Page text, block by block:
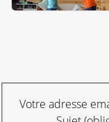
Votre adresse